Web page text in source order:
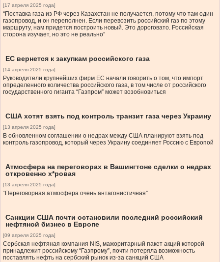
[17 апреля 2025 года]
“Поставка газа из РФ через Казахстан не получается, потому что там один
газопровод, и он переполнен. Если перевозить российский газ по этому
маршруту, нам придется построить новый. Это дороговато. Российская
сторона изучает, но это не реально”
ЕС вернется к закупкам российского газа
[14 апреля 2025 года]
Руководители крупнейших фирм ЕС начали говорить о том, что импорт
определенного количества российского газа, в том числе от российского
государственного гиганта “Газпром” может возобновиться
США хотят взять под контроль транзит газа через Украину
[13 апреля 2025 года]
В обновленном соглашении о недрах между США планируют взять под
контроль газопровод, который через Украину соединяет Россию с Европой
Атмосфера на переговорах в Вашингтоне сделки о недрах
откровенно х*ровая
[13 апреля 2025 года]
“Переговорная атмосфера очень антагонистичная”
Санкции США почти остановили последний российский
нефтяной бизнес в Европе
[09 апреля 2025 года]
Сербская нефтяная компания NIS, мажоритарный пакет акций которой
принадлежит российскому “Газпрому”, почти потеряла возможность
поставлять нефть на сербский рынок из-за санкций США